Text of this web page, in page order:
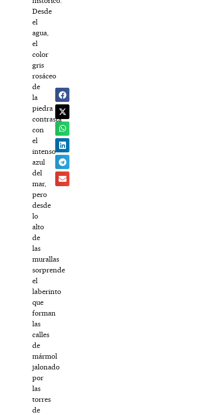
Desde
el
agua,
el
color
gris
rosáceo
de
la
piedra
contrasta
con
el
intenso
azul
del
mar,
pero
desde
lo
alto
de
las
murallas
sorprende
el
laberinto
que
forman
las
calles
de
mármol
jalonado
por
las
torres
de